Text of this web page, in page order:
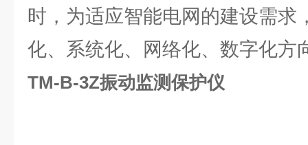
时，为适应智能电网的建设需求
化、系统化、网络化、数字化方
TM-B-3Z振动监测保护仪